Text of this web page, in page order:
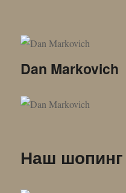
Dan Markovich
Наш шопинг